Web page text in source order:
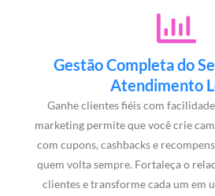
Gestão Completa do
Atendimento
Ganhe clientes fiéis com
marketing permite que você crie
com cupons, cashbacks e
quem volta sempre. Fortaleça o
clientes e transforme cada um em